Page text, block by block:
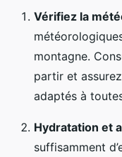
Vérifiez la
montagne.
partir et
adaptés à
Hydratation et
suffisamment